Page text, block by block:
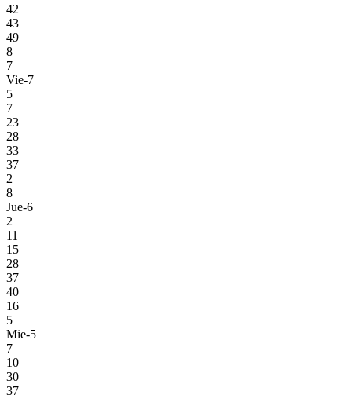
42
43
49
8
7
Vie-7
5
7
23
28
33
37
2
8
Jue-6
2
11
15
28
37
40
16
5
Mie-5
7
10
30
37